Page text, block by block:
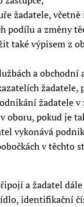
žadatele,
podílu a změny
také výpisem z
a
žadatele
oboru, pokud je
vykonává
v těchto
a žadatel
identifikační